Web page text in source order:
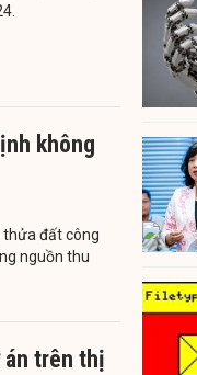
không
thửa đất công
nguồn thu
án trên thị